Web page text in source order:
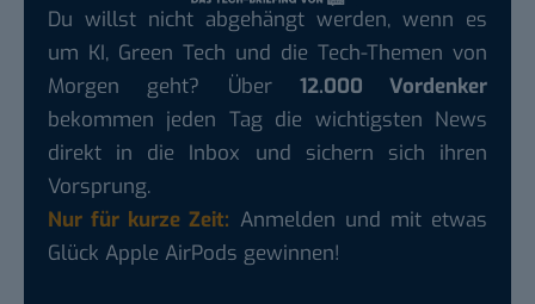
Du willst nicht abgehängt werden, wenn es
um KI, Green Tech und die Tech-Themen von
Morgen geht? Über 12.000 Vordenker
bekommen jeden Tag die wichtigsten News
direkt in die Inbox und sichern sich ihren
Vorsprung.
Nur für kurze Zeit: Anmelden und mit etwas
Glück Apple AirPods gewinnen!